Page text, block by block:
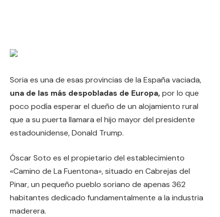
Soria es una de esas provincias de la España vaciada,
una de las más despobladas de Europa,por lo que
poco podía esperar el dueño de un alojamiento rural
que a su puerta llamara el hijo mayor del presidente
estadounidense, Donald Trump.
Óscar Soto es el propietario del establecimiento
«Camino de La Fuentona», situado en Cabrejas del
Pinar, un pequeño pueblo soriano de apenas 362
habitantes dedicado fundamentalmente a la industria
maderera.